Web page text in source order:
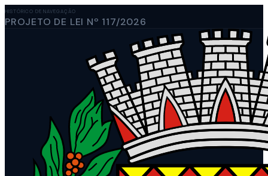
HISTÓRICO DE NAVEGAÇÃO
PROJETO DE LEI Nº 117/2026